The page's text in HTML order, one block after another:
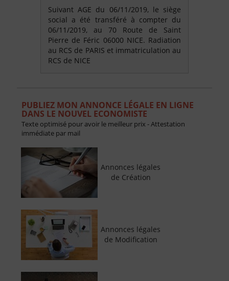
Suivant AGE du 06/11/2019, le siège
social a été transféré à compter du
06/11/2019, au 70 Route de Saint
Pierre de Féric 06000 NICE. Radiation
au RCS de PARIS et immatriculation au
RCS de NICE
PUBLIEZ MON ANNONCE LÉGALE EN LIGNE
DANS LE NOUVEL ECONOMISTE
Texte optimisé pour avoir le meilleur prix - Attestation
immédiate par mail
Annonces légales
de Création
Annonces légales
de Modification